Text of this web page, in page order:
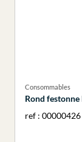
Consommables
Rond
ref : 00000426